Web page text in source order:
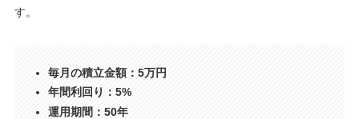
す。
毎月の積立金額：5万円
年間利回り：5%
運用期間：50年